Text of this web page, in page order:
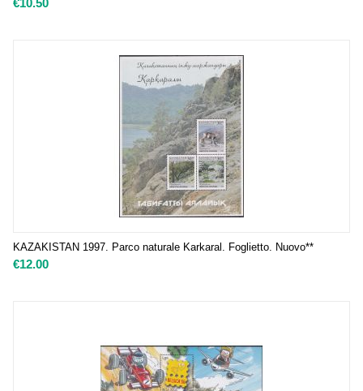
€10.50
KAZAKISTAN 1997. Parco naturale Karkaral. Foglietto. Nuovo**
€12.00